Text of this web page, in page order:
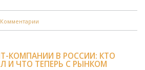
КОМПАНИИ В РОССИИ: КТО
И ЧТО ТЕПЕРЬ С РЫНКОМ